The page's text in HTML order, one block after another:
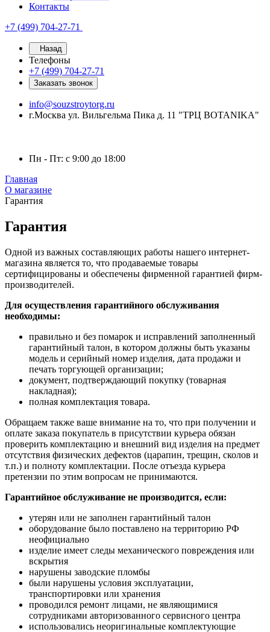
Контакты
+7 (499) 704-27-71
Назад
Телефоны
+7 (499) 704-27-71
Заказать звонок
info@souzstroytorg.ru
г.Москва ул. Вильгельма Пика д. 11 "ТРЦ BOTANIKA"
Пн - Пт: с 9:00 до 18:00
Главная
О магазине
Гарантия
Гарантия
Одной из важных составляющих работы нашего интернет-
магазина является то, что продаваемые товары
сертифицированы и обеспечены фирменной гарантией фирм-
производителей.
Для осуществления гарантийного обслуживания
необходимы:
правильно и без помарок и исправлений заполненный
гарантийный талон, в котором должны быть указаны
модель и серийный номер изделия, дата продажи и
печать торгующей организации;
документ, подтверждающий покупку (товарная
накладная);
полная комплектация товара.
Обращаем также ваше внимание на то, что при получении и
оплате заказа покупатель в присутствии курьера обязан
проверить комплектацию и внешний вид изделия на предмет
отсутствия физических дефектов (царапин, трещин, сколов и
т.п.) и полноту комплектации. После отъезда курьера
претензии по этим вопросам не принимаются.
Гарантийное обслуживание не производится, если:
утерян или не заполнен гарантийный талон
оборудование было поставлено на территорию РФ
неофициально
изделие имеет следы механического повреждения или
вскрытия
нарушены заводские пломбы
были нарушены условия эксплуатации,
транспортировки или хранения
проводился ремонт лицами, не являющимися
сотрудниками авторизованного сервисного центра
использовались неоригинальные комплектующие